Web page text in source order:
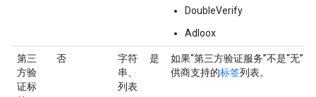
DoubleVerify
Adloox
第三
方验
证标
否
字符
串、
列表
是
如果“第三方验证服务”不是“无”
供商支持的标签列表。